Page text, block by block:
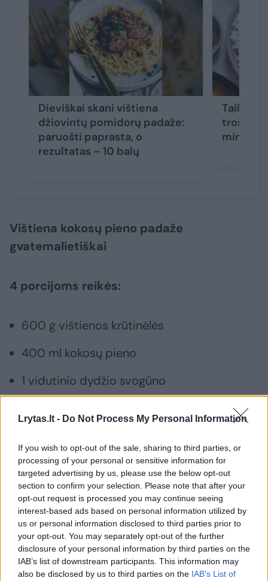
Lrytas.lt - Do Not Process My Personal Information
If you wish to opt-out of the sale, sharing to third parties, or
processing of your personal or sensitive information for
targeted advertising by us, please use the below opt-out
section to confirm your selection. Please note that after your
opt-out request is processed you may continue seeing
interest-based ads based on personal information utilized by
us or personal information disclosed to third parties prior to
your opt-out. You may separately opt-out of the further
disclosure of your personal information by third parties on the
IAB’s list of downstream participants. This information may
also be disclosed by us to third parties on the IAB’s List of
Dieviškai skani vištiena
džiovintų pomidorų padaže:
paruošti paprasta, o
rezultatas – 10 balų
Vištiena kokosų pieno padaže
gvatemalietiškai
4 porcijoms reikės:
600 g vištienos krūtinėlės
400 ml kokosų pieno
1 vidutinio dydžio svogūno
3 česnako skiltelių
2/3 arb. š. ciberžolių miltelių
½ arb. š. raudonųjų paprikų miltelių
1/3 arb. š. kuminų miltelių
1/3 arb. š. kalendrų miltelių